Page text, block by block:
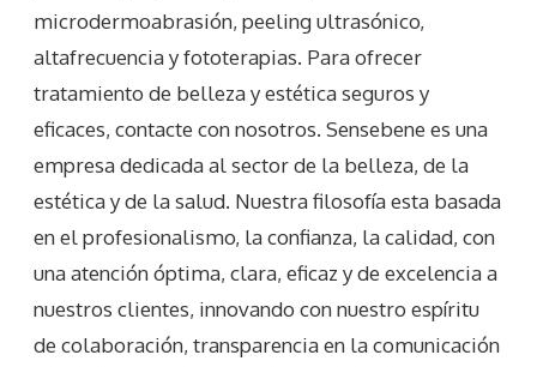
microdermoabrasión, peeling ultrasónico,
altafrecuencia y fototerapias. Para ofrecer
tratamiento de belleza y estética seguros y
eficaces, contacte con nosotros. Sensebene es una
empresa dedicada al sector de la belleza, de la
estética y de la salud. Nuestra filosofía esta basada
en el profesionalismo, la confianza, la calidad, con
una atención óptima, clara, eficaz y de excelencia a
nuestros clientes, innovando con nuestro espíritu
de colaboración, transparencia en la comunicación